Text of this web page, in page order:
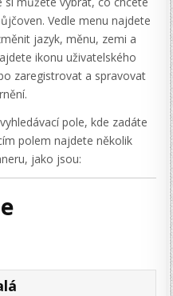
Vedle menu najdete
jazyk, měnu, zemi a
ikonu uživatelského
zaregistrovat a spravovat
pole, kde zadáte
polem najdete několik
jako jsou: